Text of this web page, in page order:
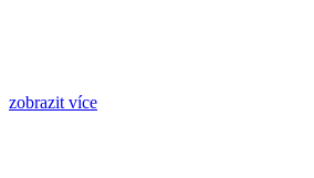
zobrazit více